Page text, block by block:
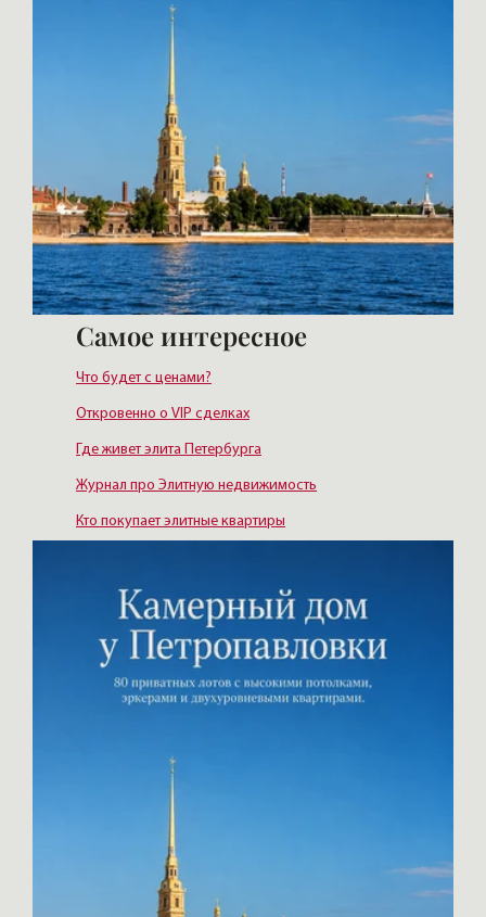
Самое интересное
Что будет с ценами?
Откровенно о VIP сделках
Где живет элита Петербурга
Журнал про Элитную недвижимость
Кто покупает элитные квартиры